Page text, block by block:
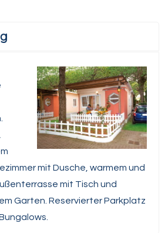
mit Dusche, warmem und
mit Tisch und
Garten. Reservierter Parkplatz